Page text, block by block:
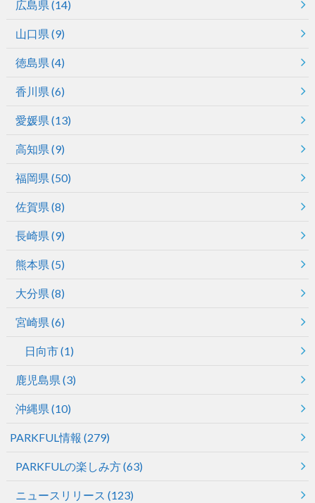
広島県 (14)
山口県 (9)
徳島県 (4)
香川県 (6)
愛媛県 (13)
高知県 (9)
福岡県 (50)
佐賀県 (8)
長崎県 (9)
熊本県 (5)
大分県 (8)
宮崎県 (6)
日向市(1)
鹿児島県 (3)
沖縄県 (10)
PARKFUL情報 (279)
PARKFULの楽しみ方(63)
ニュースリリース (123)